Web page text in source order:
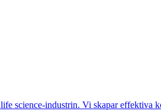
science-industrin. Vi skapar effektiva